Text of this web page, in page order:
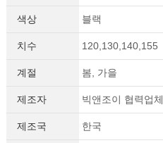
색상 블랙
치수 120,130,140,155
계절 봄, 가을
제조자 빅앤조이 협력업체
제조국 한국